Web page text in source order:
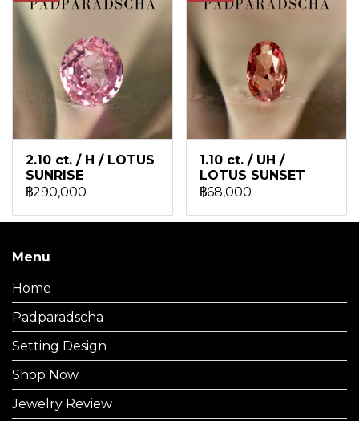
2.10 ct. / H / LOTUS
SUNRISE
฿290,000
1.10 ct. / UH /
LOTUS SUNSET
฿68,000
Menu
Home
Padparadscha
Setting Design
Shop Now
Jewelry Review